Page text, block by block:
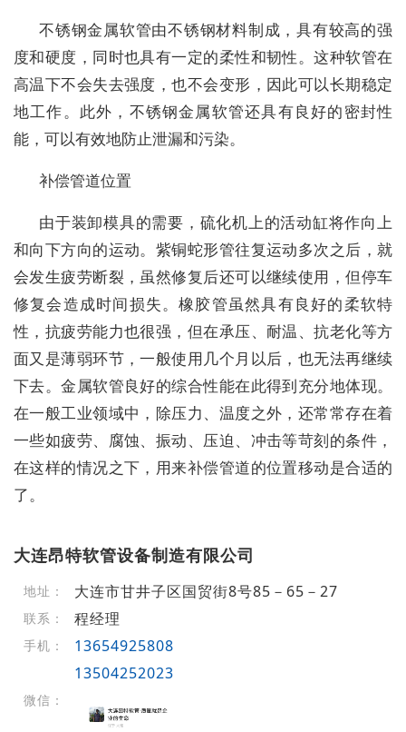
不锈钢金属软管由不锈钢材料制成，具有较高的强
度和硬度，同时也具有一定的柔性和韧性。这种软管在
高温下不会失去强度，也不会变形，因此可以长期稳定
地工作。此外，不锈钢金属软管还具有良好的密封性
能，可以有效地防止泄漏和污染。
补偿管道位置
由于装卸模具的需要，硫化机上的活动缸将作向上
和向下方向的运动。紫铜蛇形管往复运动多次之后，就
会发生疲劳断裂，虽然修复后还可以继续使用，但停车
修复会造成时间损失。橡胶管虽然具有良好的柔软特
性，抗疲劳能力也很强，但在承压、耐温、抗老化等方
面又是薄弱环节，一般使用几个月以后，也无法再继续
下去。金属软管良好的综合性能在此得到充分地体现。
在一般工业领域中，除压力、温度之外，还常常存在着
一些如疲劳、腐蚀、振动、压迫、冲击等苛刻的条件，
在这样的情况之下，用来补偿管道的位置移动是合适的
了。
大连昂特软管设备制造有限公司
地址： 大连市甘井子区国贸街8号85－65－27
联系： 程经理
手机：
13654925808
13504252023
微信：